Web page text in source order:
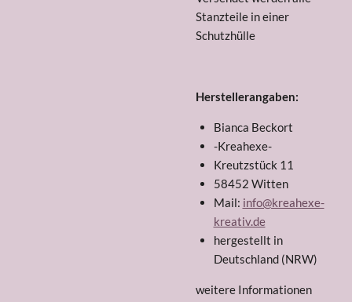
Stanzteile in einer
Schutzhülle
Herstellerangaben:
Bianca Beckort
-Kreahexe-
Kreutzstück 11
58452 Witten
Mail: info@kreahexe-
kreativ.de
hergestellt in
Deutschland (NRW)
weitere Informationen